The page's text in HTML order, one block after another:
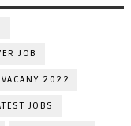
JOB
2022
JOBS